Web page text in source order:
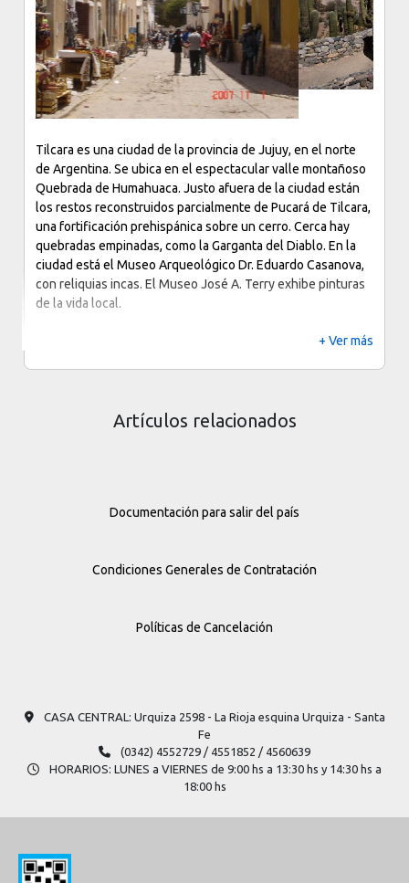
Previous Next
Tilcara es una ciudad de la provincia de Jujuy, en el norte
de Argentina. Se ubica en el espectacular valle montañoso
Quebrada de Humahuaca. Justo afuera de la ciudad están
los restos reconstruidos parcialmente de Pucará de Tilcara,
una fortificación prehispánica sobre un cerro. Cerca hay
quebradas empinadas, como la Garganta del Diablo. En la
ciudad está el Museo Arqueológico Dr. Eduardo Casanova,
con reliquias incas. El Museo José A. Terry exhibe pinturas
de la vida local.
+ Ver más
Artículos relacionados
Documentación para salir del país
Condiciones Generales de Contratación
Políticas de Cancelación
CASA CENTRAL: Urquiza 2598​ - La Rioja esquina Urquiza - Santa
Fe
(0342) 4552729 / 4551852 / 4560639
HORARIOS: LUNES a VIERNES de 9:00 hs a 13:30 hs y 14:30 hs a
18:00 hs